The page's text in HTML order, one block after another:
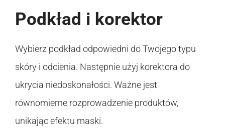
Podkład i korektor
Wybierz podkład odpowiedni do Twojego typu
skóry i odcienia. Następnie użyj korektora do
ukrycia niedoskonałości. Ważne jest
równomierne rozprowadzenie produktów,
unikając efektu maski.